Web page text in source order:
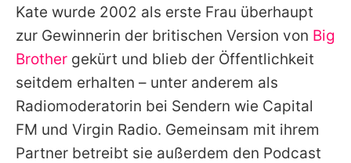
Kate wurde 2002 als erste Frau überhaupt
zur Gewinnerin der britischen Version von Big
Brother gekürt und blieb der Öffentlichkeit
seitdem erhalten – unter anderem als
Radiomoderatorin bei Sendern wie Capital
FM und Virgin Radio. Gemeinsam mit ihrem
Partner betreibt sie außerdem den Podcast